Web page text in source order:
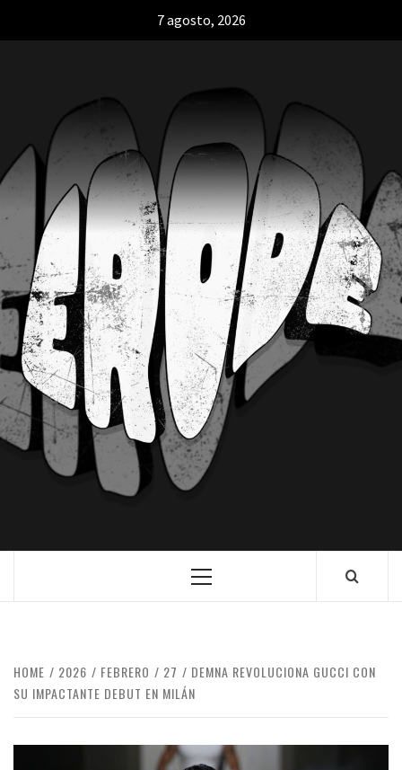
7 agosto, 2026
HOME 2026 FEBRERO 27
DEMNA REVOLUCIONA GUCCI CON
SU IMPACTANTE DEBUT EN MILÁN